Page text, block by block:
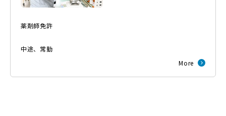
薬剤師免許
中途、 常勤
More